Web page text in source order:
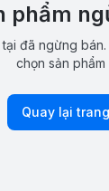
phẩm
đã ngừng
chọn sản phẩm
Quay lại